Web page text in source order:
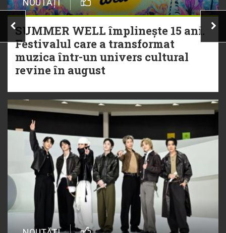
SUMMER WELL împlinește 15 ani.
Festivalul care a transformat
muzica într-un univers cultural
revine în august